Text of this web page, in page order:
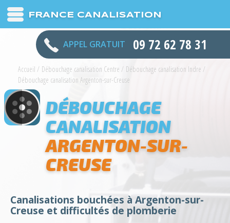
FRANCE CANALISATION
APPEL GRATUIT 09 72 62 78 31
Accueil / Débouchage canalisation Centre / Débouchage canalisation Indre /
Débouchage canalisation Argenton-sur-Creuse
DÉBOUCHAGE
CANALISATION
ARGENTON-SUR-
CREUSE
Canalisations bouchées à Argenton-sur-
Creuse et difficultés de plomberie